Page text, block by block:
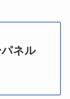
ネル